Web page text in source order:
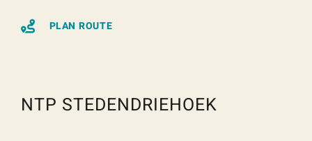
PLAN ROUTE
NTP STEDENDRIEHOEK